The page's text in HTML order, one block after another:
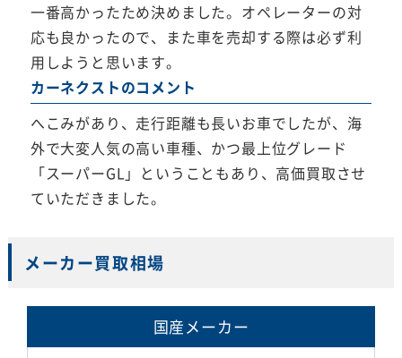
一番高かったため決めました。オペレーターの対
応も良かったので、また車を売却する際は必ず利
用しようと思います。
カーネクストのコメント
へこみがあり、走行距離も長いお車でしたが、海
外で大変人気の高い車種、かつ最上位グレード
「スーパーGL」ということもあり、高価買取させ
ていただきました。
メーカー買取相場
国産メーカー